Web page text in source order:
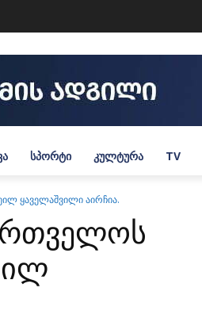
ᲡᲞᲝᲠᲢᲘ ᲙᲣᲚᲢᲣᲠᲐ TV
ყაველაშვილი აირჩია.